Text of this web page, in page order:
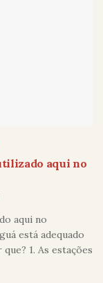
aqui no
aqui no
está adequado
1. As estações